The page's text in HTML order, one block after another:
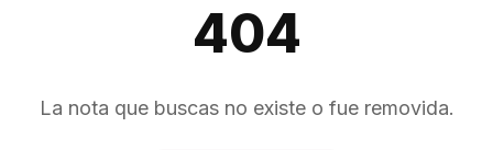
404
La nota que buscas no existe o fue removida.